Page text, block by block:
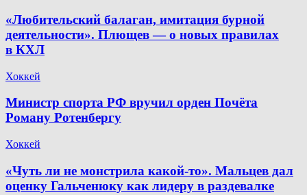
«Любительский балаган, имитация бурной
деятельности». Плющев — о новых правилах
в КХЛ
Хоккей
Министр спорта РФ вручил орден Почёта
Роману Ротенбергу
Хоккей
«Чуть ли не монстрила какой-то». Мальцев дал
оценку Гальченюку как лидеру в раздевалке